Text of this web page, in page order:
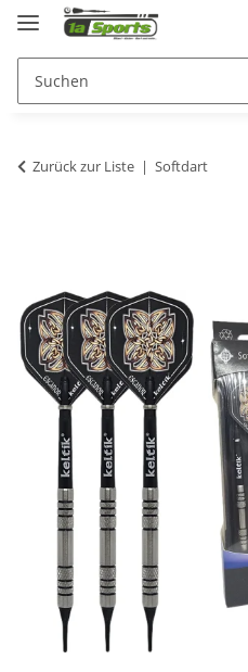
Zurück zur Liste Softdart